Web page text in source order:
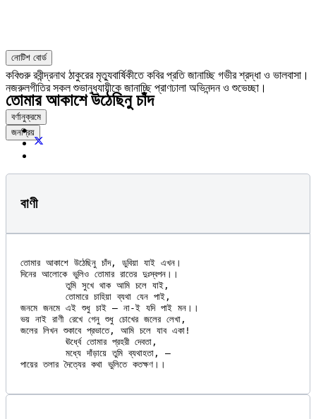
নোটিশ বোর্ড
কবিগুরু রবীন্দ্রনাথ ঠাকুরের মৃত্যুবার্ষিকীতে কবির প্রতি জানাচ্ছি গভীর শ্রদ্ধা ও ভালবাসা।
নজরুলগীতির সকল শুভানুধ্যায়ীকে জানাচ্ছি প্রাণঢালা অভিনন্দন ও শুভেচ্ছা।
বর্ণানুক্রমে
জনপ্রিয়
তোমার আকাশে উঠেছিনু চাঁদ
বাণী
তোমার আকাশে উঠেছিনু চাঁদ, ডুবিয়া যাই এখন।
দিনের আলোকে ভুলিও তোমার রাতের দুঃস্বপন।।
	তুমি সুখে থাক আমি চলে যাই,
জনমে জনমে এই শুধু চাই — না-ই যদি পাই মন।।
ভয় নাই রাণী রেখে গেনু শুধু চোখের জলের লেখা,
জলের লিখন শুকাবে প্রভাতে, আমি চলে যাব একা!